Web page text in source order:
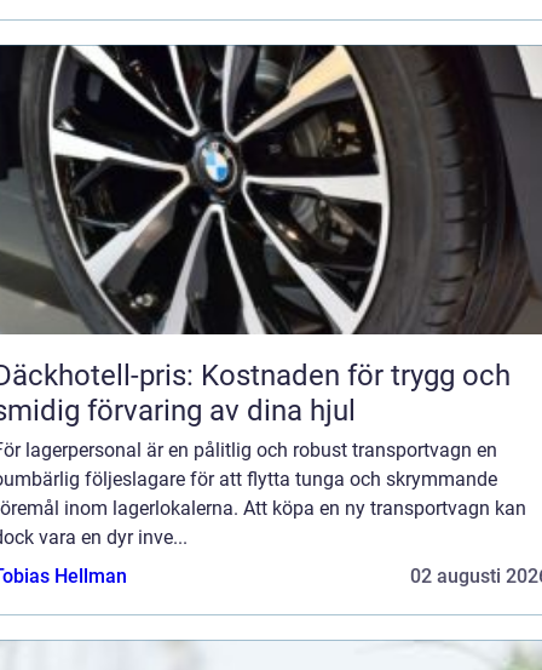
pris: Kostnaden för trygg och
förvaring av dina hjul
lagerpersonal är en pålitlig och robust transportvagn en
följeslagare för att flytta tunga och skrymmande
inom lagerlokalerna. Att köpa en ny transportvagn kan
vara en dyr inve...
Hellman
02 augusti